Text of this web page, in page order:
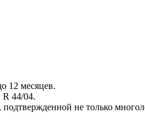
12 месяцев.
R 44/04.
подтвержденной не только